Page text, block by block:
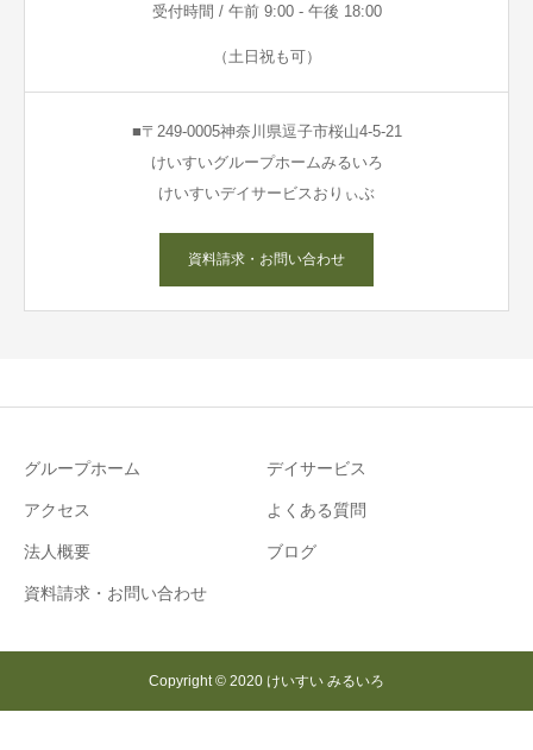
受付時間 / 午前 9:00 - 午後 18:00
（土日祝も可）
■〒249-0005神奈川県逗子市桜山4-5-21
けいすいグループホームみるいろ
けいすいデイサービスおりぃぶ
資料請求・お問い合わせ
グループホーム デイサービス
アクセス よくある質問
法人概要 ブログ
資料請求・お問い合わせ
Copyright © 2020 けいすい みるいろ